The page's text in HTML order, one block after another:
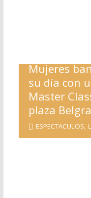
Mujeres
su día con
Master
plaza
ESPECTACULOS,